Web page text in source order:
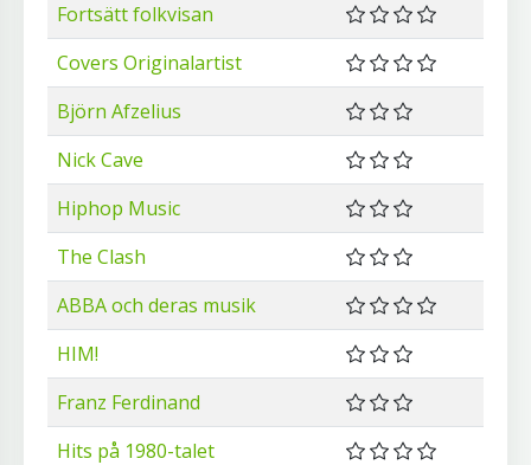
Fortsätt folkvisan
Covers Originalartist
Björn Afzelius
Nick Cave
Hiphop Music
The Clash
ABBA och deras musik
HIM!
Franz Ferdinand
Hits på 1980-talet